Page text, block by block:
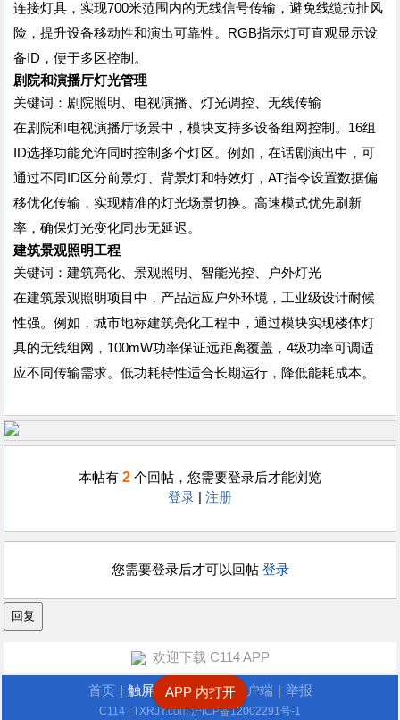
连接灯具，实现700米范围内的无线信号传输，避免线缆拉扯风
险，提升设备移动性和演出可靠性。RGB指示灯可直观显示设
备ID，便于多区控制。
剧院和演播厅灯光管理
关键词：剧院照明、电视演播、灯光调控、无线传输
在剧院和电视演播厅场景中，模块支持多设备组网控制。16组
ID选择功能允许同时控制多个灯区。例如，在话剧演出中，可
通过不同ID区分前景灯、背景灯和特效灯，AT指令设置数据偏
移优化传输，实现精准的灯光场景切换。高速模式优先刷新
率，确保灯光变化同步无延迟。
建筑景观照明工程
关键词：建筑亮化、景观照明、智能光控、户外灯光
在建筑景观照明项目中，产品适应户外环境，工业级设计耐候
性强。例如，城市地标建筑亮化工程中，通过模块实现楼体灯
具的无线组网，100mW功率保证远距离覆盖，4级功率可调适
应不同传输需求。低功耗特性适合长期运行，降低能耗成本。
本帖有 2 个回帖，您需要登录后才能浏览
登录
注册
您需要登录后才可以回帖 登录
APP 内打开
欢迎下载 C114 APP
首页 触屏版 | 电脑版 | 客户端 举报
C114 | TXRJY.com沪ICP备12002291号-1